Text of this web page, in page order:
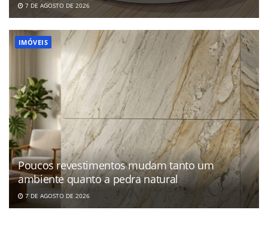
7 DE AGOSTO DE 2026
IMÓVEIS
Poucos revestimentos mudam tanto um
ambiente quanto a pedra natural
7 DE AGOSTO DE 2026